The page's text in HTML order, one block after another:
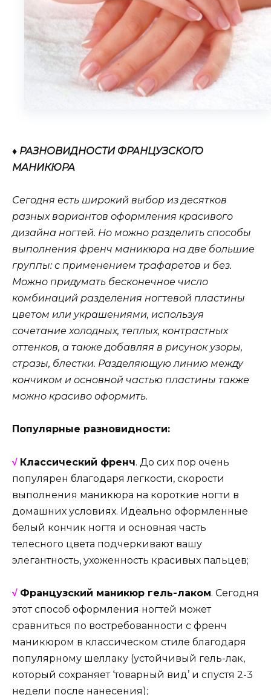
♦ РАЗНОВИДНОСТИ ФРАНЦУЗСКОГО
МАНИКЮРА
Сегодня есть широкий выбор из десятков
разных вариантов оформления красивого
дизайна ногтей. Но можно разделить способы
выполнения френч маникюра на две большие
группы: с применением трафаретов и без.
Можно придумать бесконечное число
комбинаций разделения ногтевой пластины
цветом или украшениями, используя
сочетание холодных, теплых, контрастных
оттенков, а также добавляя в рисунок узоры,
стразы, блестки. Разделяющую линию между
кончиком и основной частью пластины также
можно красиво оформить.
Популярные разновидности:
√ Классический френч. До сих пор очень
популярен благодаря легкости, скорости
выполнения маникюра на короткие ногти в
домашних условиях. Идеально оформленные
белый кончик ногтя и основная часть
телесного цвета подчеркивают вашу
элегантность, ухоженность красивых пальцев;
√ Французский маникюр гель-лаком. Сегодня
этот способ оформления ногтей может
сравниться по востребованности с френч
маникюром в классическом стиле благодаря
популярному шеллаку (устойчивый гель-лак,
который сохраняет ‘товарный вид’ и спустя 2-3
недели после нанесения);